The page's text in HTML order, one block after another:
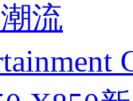
流